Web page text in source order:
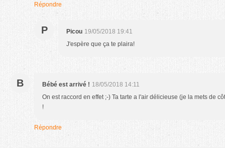
Répondre
P Picou 19/05/2018 19:41
J'espère que ça te plaira!
B Bébé est arrivé ! 18/05/2018 14:11
On est raccord en effet ;-) Ta tarte a l'air délicieuse (je la mets de
!
Répondre